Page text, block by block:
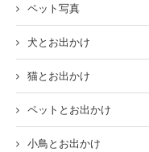
ペット写真
犬とお出かけ
猫とお出かけ
ペットとお出かけ
小鳥とお出かけ